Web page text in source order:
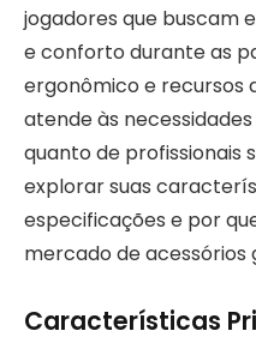
jogadores que buscam
e conforto durante as
ergonômico e recursos
atende às
quanto de profissionais
explorar suas
especificações e por
mercado de acessórios
Características